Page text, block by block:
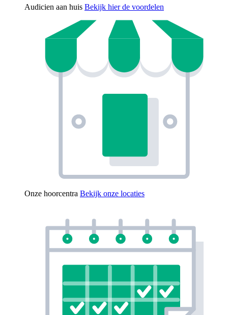
Audicien aan huis Bekijk hier de voordelen
Onze hoorcentra Bekijk onze locaties